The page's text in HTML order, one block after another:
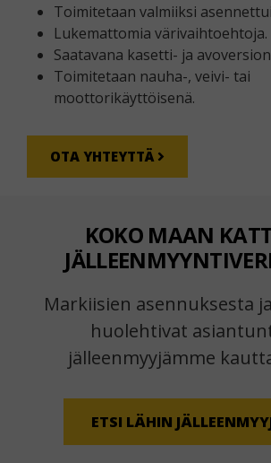
Toimitetaan valmiiksi
Lukemattomia värivaihtoehtoja.
Saatavana kasetti- ja
Toimitetaan nauha-, veivi- tai
moottorikäyttöisenä.
OTA YHTEYTTÄ
KOKO MAAN
Markiisien asennuksesta
huolehtivat
jälleenmyyjämme
ETSI LÄHIN